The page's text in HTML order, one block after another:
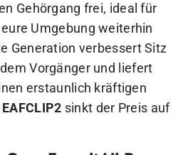
Gehörgang frei, ideal für
Umgebung weiterhin
Generation verbessert Sitz
Vorgänger und liefert
erstaunlich kräftigen
EAFCLIP2 sinkt der Preis auf